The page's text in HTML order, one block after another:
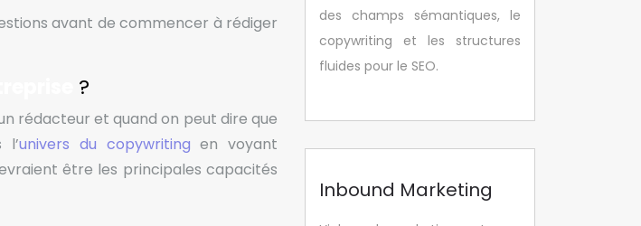
avant de commencer à rédiger
?
rédacteur et quand on peut dire que
l’univers du copywriting en voyant
être les principales capacités
des champs sémantiques, le
copywriting et les structures
fluides pour le SEO.
Inbound Marketing